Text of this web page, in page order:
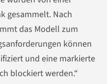
gesammelt. Nach
das Modell zum
können
und eine markierte
blockiert werden.“